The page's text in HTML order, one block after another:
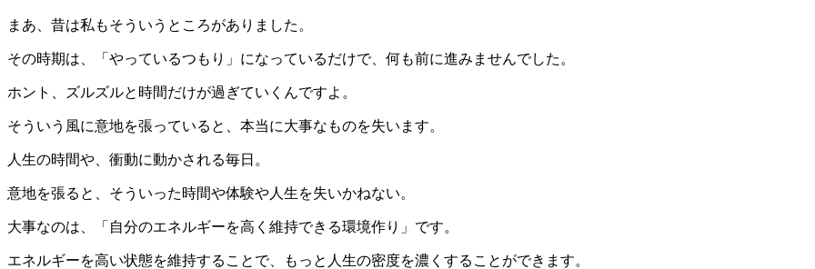
まあ、昔は私もそういうところがありました。
その時期は、「やっているつもり」になっているだけで、何も前に進みませんでした。
ホント、ズルズルと時間だけが過ぎていくんですよ。
そういう風に意地を張っていると、本当に大事なものを失います。
人生の時間や、衝動に動かされる毎日。
意地を張ると、そういった時間や体験や人生を失いかねない。
大事なのは、「自分のエネルギーを高く維持できる環境作り」です。
エネルギーを高い状態を維持することで、もっと人生の密度を濃くすることができます。